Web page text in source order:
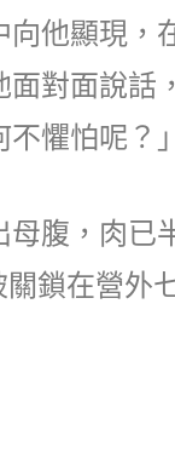
向他顯現，
對面說話
懼怕呢？
腹，肉已
鎖在營外